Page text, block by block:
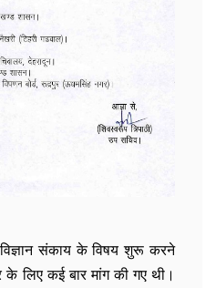
संकाय के विषय शुरू करने
के लिए कई बार मांग की गए थी।